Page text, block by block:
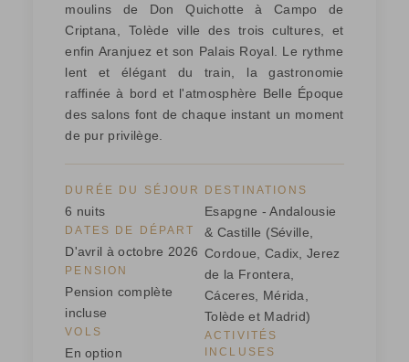
moulins de Don Quichotte à Campo de
Criptana, Tolède ville des trois cultures, et
enfin Aranjuez et son Palais Royal. Le rythme
lent et élégant du train, la gastronomie
raffinée à bord et l'atmosphère Belle Époque
des salons font de chaque instant un moment
de pur privilège.
DURÉE DU SÉJOUR
6 nuits
DATES DE DÉPART
D'avril à octobre 2026
PENSION
Pension complète
incluse
VOLS
En option
DESTINATIONS
Esapgne - Andalousie
& Castille (Séville,
Cordoue, Cadix, Jerez
de la Frontera,
Cáceres, Mérida,
Tolède et Madrid)
ACTIVITÉS
INCLUSES